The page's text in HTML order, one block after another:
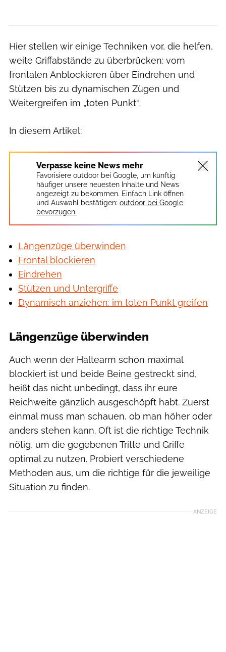
Hier stellen wir einige Techniken vor, die helfen,
weite Griffabstände zu überbrücken: vom
frontalen Anblockieren über Eindrehen und
Stützen bis zu dynamischen Zügen und
Weitergreifen im „toten Punkt“.
In diesem Artikel:
Verpasse keine News mehr
Favorisiere outdoor bei Google, um künftig
häufiger unsere neuesten Inhalte und News
angezeigt zu bekommen. Einfach Link öffnen
und Auswahl bestätigen: outdoor bei Google
bevorzugen.
Längenzüge überwinden
Frontal blockieren
Eindrehen
Stützen und Untergriffe
Dynamisch anziehen: im toten Punkt greifen
Längenzüge überwinden
Auch wenn der Halte­arm schon maximal
blockiert ist und beide Beine gestreckt sind,
heißt das nicht unbedingt, dass ihr eure
Reichweite gänzlich ausgeschöpft habt. Zuerst
einmal muss man schauen, ob man höher oder
anders stehen kann. Oft ist die richtige Technik
nötig, um die gegebenen Tritte und Griffe
optimal zu nutzen. Probiert verschiedene
Methoden aus, um die richtige für die jeweilige
Situation zu finden.
ANZEIGE